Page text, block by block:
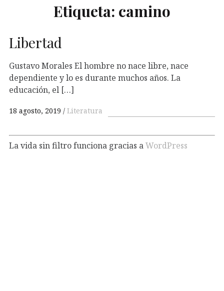
Etiqueta: camino
Libertad
Gustavo Morales El hombre no nace libre, nace
dependiente y lo es durante muchos años. La
educación, el […]
18 agosto, 2019 Literatura
La vida sin filtro funciona gracias aWordPress